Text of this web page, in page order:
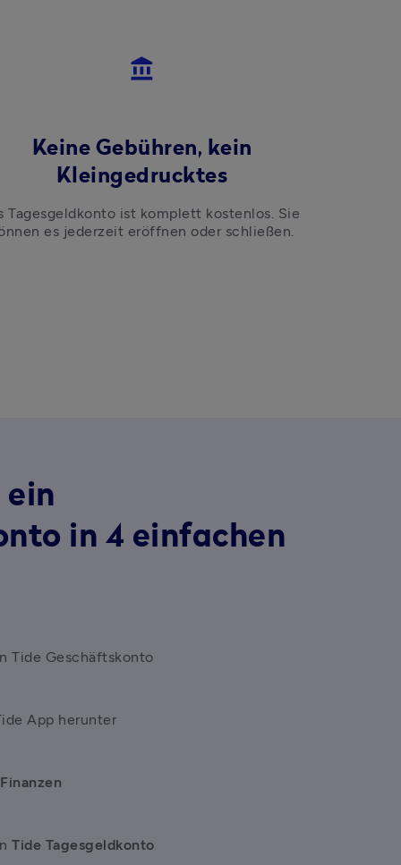
account_balance
Keine Gebühren, kein
Kleingedrucktes
Tagesgeldkonto ist komplett kostenlos. Sie
es jederzeit eröffnen oder schließen.
ein
in 4 einfachen
Tide Geschäftskonto
App herunter
Finanzen
Tide Tagesgeldkonto